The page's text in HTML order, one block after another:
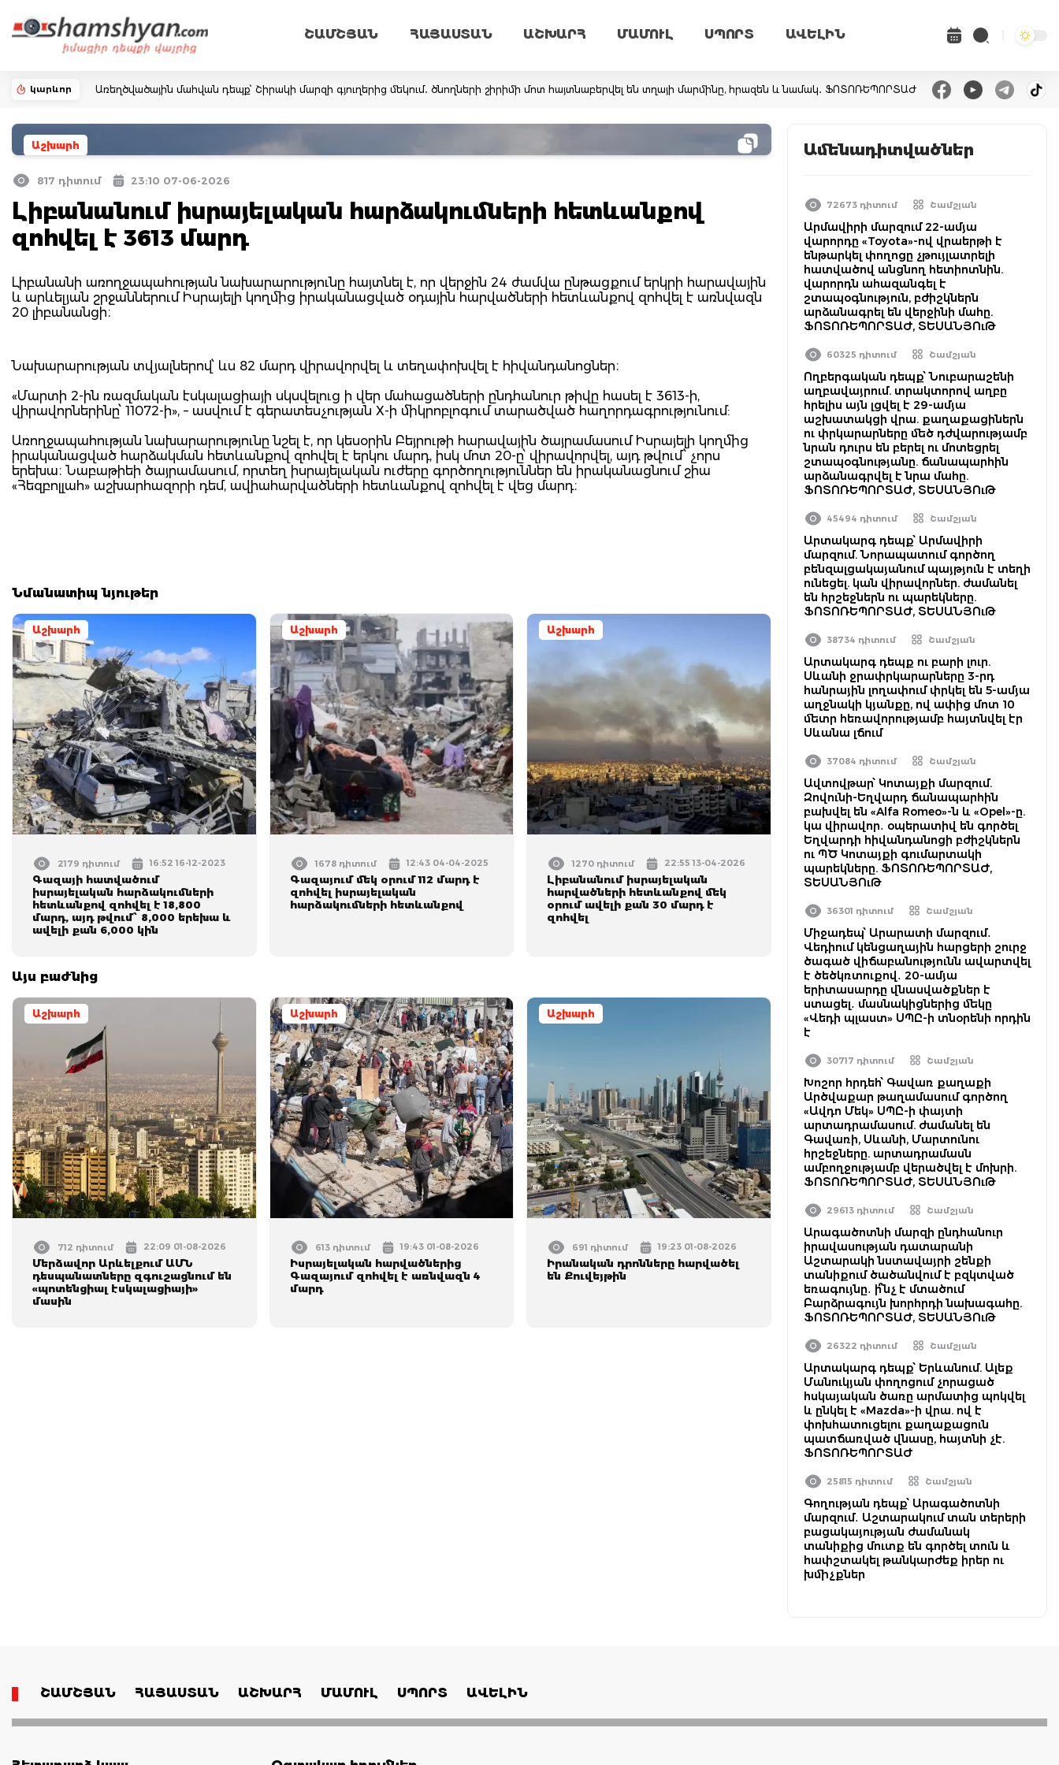
ՇԱՄՇՅԱՆ ՀԱՅԱՍՏԱՆ ԱՇԽԱՐՀ ՄԱՄՈՒԼ ՍՊՈՐՏ ԱՎԵԼԻՆ
կարևոր Առեղծվածային մահվան դեպք՝ Շիրակի մարզի գյուղերից մեկում․ ծնողների շիրիմի մոտ հայտնաբերվել են տղայի մարմինը, հրազեն և նամակ․ ՖՈՏՈՌԵՊՈՐՏԱԺ
Աշխարհ
817 դիտում 23:10 07-06-2026
Լիբանանում իսրայելական հարձակումների հետևանքով
զոհվել է 3613 մարդ
Լիբանանի առողջապահության նախարարությունը հայտնել է, որ վերջին 24 ժամվա ընթացքում երկրի հարավային
և արևելյան շրջաններում Իսրայելի կողմից իրականացված օդային հարվածների հետևանքով զոհվել է առնվազն
20 լիբանանցի։
Նախարարության տվյալներով՝ ևս 82 մարդ վիրավորվել և տեղափոխվել է հիվանդանոցներ։
«Մարտի 2-ին ռազմական էսկալացիայի սկսվելուց ի վեր մահացածների ընդհանուր թիվը հասել է 3613-ի,
վիրավորներինը՝ 11072-ի», – ասվում է գերատեսչության X-ի միկրոբլոգում տարածված հաղորդագրությունում:
Առողջապահության նախարարությունը նշել է, որ կեսօրին Բեյրութի հարավային ծայրամասում Իսրայելի կողմից
իրականացված հարձակման հետևանքով զոհվել է երկու մարդ, իսկ մոտ 20-ը՝ վիրավորվել, այդ թվում՝ չորս
երեխա։ Նաբաթիեի ծայրամասում, որտեղ իսրայելական ուժերը գործողություններ են իրականացնում շիա
«Հեզբոլլահ» աշխարհազորի դեմ, ավիահարվածների հետևանքով զոհվել է վեց մարդ։
Նմանատիպ նյութեր
Աշխարհ
2179 դիտում 16:52 16-12-2023
Գազայի հատվածում
իսրայելական հարձակումների
հետևանքով զոհվել է 18,800
մարդ, այդ թվում՝ 8,000 երեխա և
ավելի քան 6,000 կին
Աշխարհ
1678 դիտում 12:43 04-04-2025
Գազայում մեկ օրում 112 մարդ է
զոհվել իսրայելական
հարձակումների հետևանքով
Աշխարհ
1270 դիտում 22:55 13-04-2026
Լիբանանում իսրայելական
հարվածների հետևանքով մեկ
օրում ավելի քան 30 մարդ է
զոհվել
Այս բաժնից
Աշխարհ
712 դիտում 22:09 01-08-2026
Մերձավոր Արևելքում ԱՄՆ
դեսպանատները զգուշացնում են
«պոտենցիալ էսկալացիայի»
մասին
Աշխարհ
613 դիտում 19:43 01-08-2026
Իսրայելական հարվածներից
Գազայում զոհվել է առնվազն 4
մարդ
Աշխարհ
691 դիտում 19:23 01-08-2026
Իրանական դրոնները հարվածել
են Քուվեյթին
Ամենադիտվածներ
72673 դիտում Շամշյան
Արմավիրի մարզում 22-ամյա
վարորդը «Toyota»-ով վրաերթի է
ենթարկել փողոցը չթույլատրելի
հատվածով անցնող հետիոտնին.
վարորդն ահազանգել է
շտապօգնություն, բժիշկներն
արձանագրել են վերջինի մահը.
ՖՈՏՈՌԵՊՈՐՏԱԺ, ՏԵՍԱՆՅՈւԹ
60325 դիտում Շամշյան
Ողբերգական դեպք՝ Նուբարաշենի
աղբավայրում. տրակտորով աղբը
հրելիս այն լցվել է 29-ամյա
աշխատակցի վրա. քաղաքացիներն
ու փրկարարները մեծ դժվարությամբ
նրան դուրս են բերել ու մոտեցրել
շտապօգնությանը. ճանապարհին
արձանագրվել է նրա մահը.
ՖՈՏՈՌԵՊՈՐՏԱԺ, ՏԵՍԱՆՅՈւԹ
45494 դիտում Շամշյան
Արտակարգ դեպք՝ Արմավիրի
մարզում. Նորապատում գործող
բենզալցակայանում պայթյուն է տեղի
ունեցել. կան վիրավորներ. ժամանել
են հրշեջներն ու պարեկները.
ՖՈՏՈՌԵՊՈՐՏԱԺ, ՏԵՍԱՆՅՈւԹ
38734 դիտում Շամշյան
Արտակարգ դեպք ու բարի լուր.
Սևանի ջրափրկարարները 3-րդ
հանրային լողափում փրկել են 5-ամյա
աղջնակի կյանքը, ով ափից մոտ 10
մետր հեռավորությամբ հայտնվել էր
Սևանա լճում
37084 դիտում Շամշյան
Ավտովթար՝ Կոտայքի մարզում.
Զովունի-Եղվարդ ճանապարհին
բախվել են «Alfa Romeo»-ն և «Opel»-ը.
կա վիրավոր․ օպերատիվ են գործել
Եղվարդի հիվանդանոցի բժիշկներն
ու ՊԾ Կոտայքի գումարտակի
պարեկները. ՖՈՏՈՌԵՊՈՐՏԱԺ,
ՏԵՍԱՆՅՈւԹ
36301 դիտում Շամշյան
Միջադեպ՝ Արարատի մարզում․
Վեդիում կենցաղային հարցերի շուրջ
ծագած վիճաբանությունն ավարտվել
է ծեծկռտուքով․ 20-ամյա
երիտասարդը վնասվածքներ է
ստացել․ մասնակիցներից մեկը
«Վեդի պլաստ» ՍՊԸ-ի տնօրենի որդին
է
30717 դիտում Շամշյան
Խոշոր հրդեհ՝ Գավառ քաղաքի
Արծվաքար թաղամասում գործող
«Ավդո Մեկ» ՍՊԸ-ի փայտի
արտադրամասում. ժամանել են
Գավառի, Սևանի, Մարտունու
հրշեջները. արտադրամասն
ամբողջությամբ վերածվել է մոխրի.
ՖՈՏՈՌԵՊՈՐՏԱԺ, ՏԵՍԱՆՅՈւԹ
29613 դիտում Շամշյան
Արագածոտնի մարզի ընդհանուր
իրավասության դատարանի
Աշտարակի նստավայրի շենքի
տանիքում ծածանվում է բզկտված
եռագույնը․ ի՞նչ է մտածում
Բարձրագույն խորհրդի նախագահը.
ՖՈՏՈՌԵՊՈՐՏԱԺ, ՏԵՍԱՆՅՈւԹ
26322 դիտում Շամշյան
Արտակարգ դեպք՝ Երևանում. Ալեք
Մանուկյան փողոցում չորացած
հսկայական ծառը արմատից պոկվել
և ընկել է «Mazda»-ի վրա. ով է
փոխհատուցելու քաղաքացուն
պատճառված վնասը, հայտնի չէ.
ՖՈՏՈՌԵՊՈՐՏԱԺ
25815 դիտում Շամշյան
Գողության դեպք՝ Արագածոտնի
մարզում․ Աշտարակում տան տերերի
բացակայության ժամանակ
տանիքից մուտք են գործել տուն և
հափշտակել թանկարժեք իրեր ու
խմիչքներ
ՇԱՄՇՅԱՆ ՀԱՅԱՍՏԱՆ ԱՇԽԱՐՀ ՄԱՄՈՒԼ ՍՊՈՐՏ ԱՎԵԼԻՆ